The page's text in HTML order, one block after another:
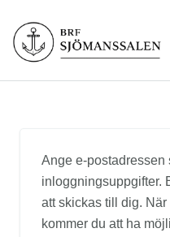
Ange e-postadressen
inloggningsuppgifter.
att skickas till dig.
kommer du att ha